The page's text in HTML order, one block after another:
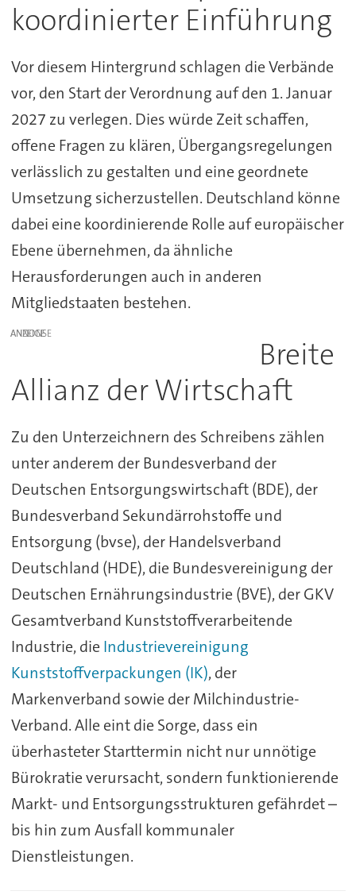
koordinierter Einführung
Vor diesem Hintergrund schlagen die Verbände
vor, den Start der Verordnung auf den 1. Januar
2027 zu verlegen. Dies würde Zeit schaffen,
offene Fragen zu klären, Übergangsregelungen
verlässlich zu gestalten und eine geordnete
Umsetzung sicherzustellen. Deutschland könne
dabei eine koordinierende Rolle auf europäischer
Ebene übernehmen, da ähnliche
Herausforderungen auch in anderen
Mitgliedstaaten bestehen.
ANZEIGE
Breite
Allianz der Wirtschaft
Zu den Unterzeichnern des Schreibens zählen
unter anderem der Bundesverband der
Deutschen Entsorgungswirtschaft (BDE), der
Bundesverband Sekundärrohstoffe und
Entsorgung (bvse), der Handelsverband
Deutschland (HDE), die Bundesvereinigung der
Deutschen Ernährungsindustrie (BVE), der GKV
Gesamtverband Kunststoffverarbeitende
Industrie, die Industrievereinigung
Kunststoffverpackungen (IK), der
Markenverband sowie der Milchindustrie-
Verband. Alle eint die Sorge, dass ein
überhasteter Starttermin nicht nur unnötige
Bürokratie verursacht, sondern funktionierende
Markt- und Entsorgungsstrukturen gefährdet –
bis hin zum Ausfall kommunaler
Dienstleistungen.